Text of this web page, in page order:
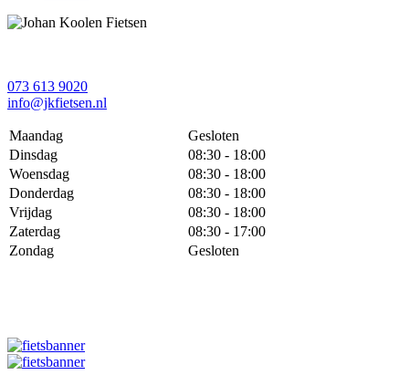
073 613 9020
info@jkfietsen.nl
Maandag
Gesloten
Dinsdag
08:30 - 18:00
Woensdag
08:30 - 18:00
Donderdag
08:30 - 18:00
Vrijdag
08:30 - 18:00
Zaterdag
08:30 - 17:00
Zondag
Gesloten